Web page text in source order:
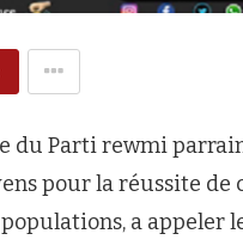
du Parti rewmi
pour la réussite de
a appeler